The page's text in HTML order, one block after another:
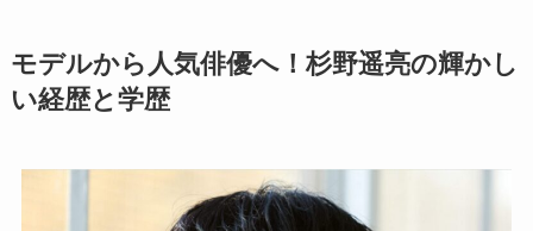
モデルから人気俳優へ！杉野遥亮の輝かし
い経歴と学歴